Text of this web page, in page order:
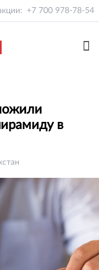
+7 700 978-78-54
в